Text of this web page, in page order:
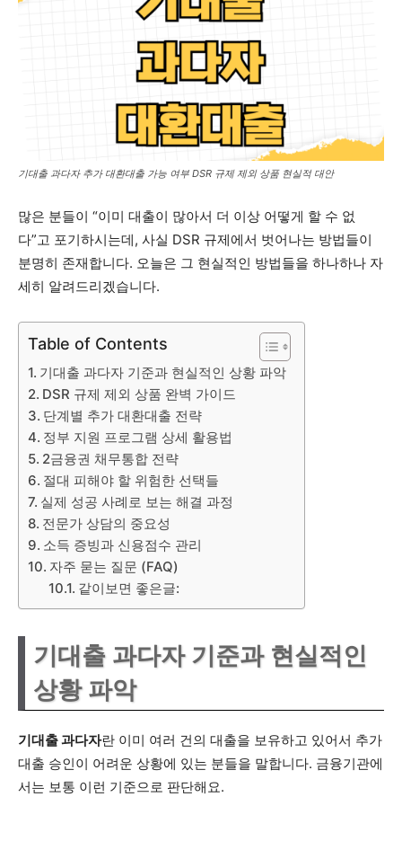
기대출 과다자 추가 대환대출 가능 여부 DSR 규제 제외 상품 현실적 대안
많은 분들이 “이미 대출이 많아서 더 이상 어떻게 할 수 없
다”고 포기하시는데, 사실 DSR 규제에서 벗어나는 방법들이
분명히 존재합니다. 오늘은 그 현실적인 방법들을 하나하나 자
세히 알려드리겠습니다.
Table of Contents
기대출 과다자 기준과 현실적인 상황 파악
DSR 규제 제외 상품 완벽 가이드
단계별 추가 대환대출 전략
정부 지원 프로그램 상세 활용법
2금융권 채무통합 전략
절대 피해야 할 위험한 선택들
실제 성공 사례로 보는 해결 과정
전문가 상담의 중요성
소득 증빙과 신용점수 관리
자주 묻는 질문 (FAQ)
같이보면 좋은글:
기대출 과다자 기준과 현실적인
상황 파악
기대출 과다자란 이미 여러 건의 대출을 보유하고 있어서 추가
대출 승인이 어려운 상황에 있는 분들을 말합니다. 금융기관에
서는 보통 이런 기준으로 판단해요.